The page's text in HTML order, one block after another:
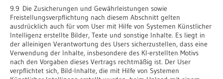
9.9 Die Zusicherungen und Gewährleistungen sowie
Freistellungsverpflichtung nach diesem Abschnitt gelten
ausdrücklich auch für vom User mit Hilfe von Systemen Künstlicher
Intelligenz erstellte Bilder, Texte und sonstige Inhalte. Es liegt in
der alleinigen Verantwortung des Users sicherzustellen, dass eine
Verwendung der Inhalte, insbesondere des KI-erstellten Motivs
nach den Vorgaben dieses Vertrags rechtmäßig ist. Der User
verpflichtet sich, Bild-Inhalte, die mit Hilfe von Systemen